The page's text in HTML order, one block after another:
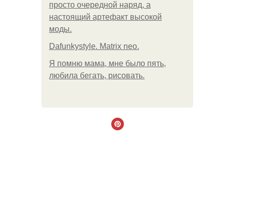
просто очередной наряд, а
настоящий артефакт высокой
моды.
Dafunkystyle. Matrix neo.
Я помню мама, мне было пять,
любила бегать, рисовать.